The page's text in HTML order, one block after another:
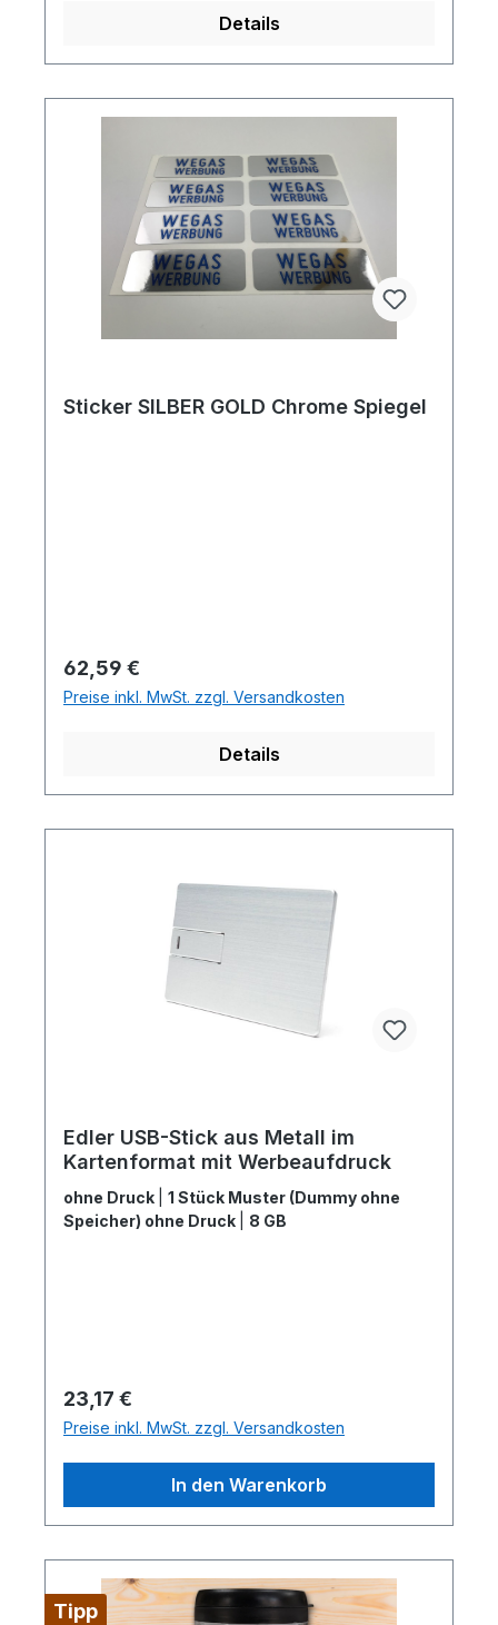
Details
Sticker SILBER GOLD Chrome Spiegel
Regulärer Preis:
62,59 €
Preise inkl. MwSt. zzgl. Versandkosten
Details
Edler USB-Stick aus Metall im
Kartenformat mit Werbeaufdruck
ohne Druck
1 Stück Muster (Dummy ohne
Speicher) ohne Druck
8 GB
Regulärer Preis:
23,17 €
Preise inkl. MwSt. zzgl. Versandkosten
In den Warenkorb
Tipp